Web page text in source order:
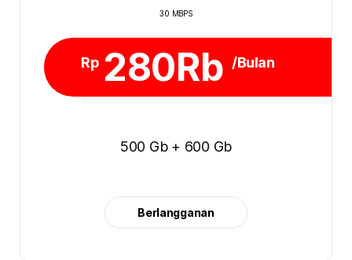
30 MBPS
Rp 280Rb /Bulan
500 Gb + 600 Gb
Berlangganan